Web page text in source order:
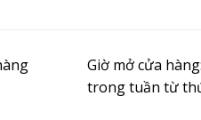
Giờ mở cửa
trong tuần từ